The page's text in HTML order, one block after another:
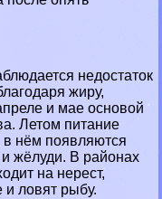
недостаток
жиру,
и мае основой
Летом питание
в нём появляются
жёлуди. В районах
на нерест,
и ловят рыбу.